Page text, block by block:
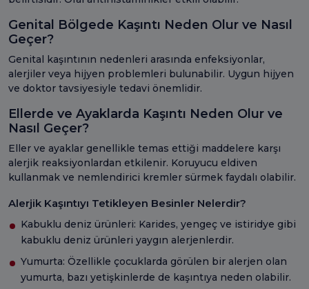
Genital Bölgede Kaşıntı Neden Olur ve Nasıl
Geçer?
Genital kaşıntının nedenleri arasında enfeksiyonlar,
alerjiler veya hijyen problemleri bulunabilir. Uygun hijyen
ve doktor tavsiyesiyle tedavi önemlidir.
Ellerde ve Ayaklarda Kaşıntı Neden Olur ve
Nasıl Geçer?
Eller ve ayaklar genellikle temas ettiği maddelere karşı
alerjik reaksiyonlardan etkilenir. Koruyucu eldiven
kullanmak ve nemlendirici kremler sürmek faydalı olabilir.
Alerjik Kaşıntıyı Tetikleyen Besinler Nelerdir?
Kabuklu deniz ürünleri: Karides, yengeç ve istiridye gibi
kabuklu deniz ürünleri yaygın alerjenlerdir.
Yumurta: Özellikle çocuklarda görülen bir alerjen olan
yumurta, bazı yetişkinlerde de kaşıntıya neden olabilir.